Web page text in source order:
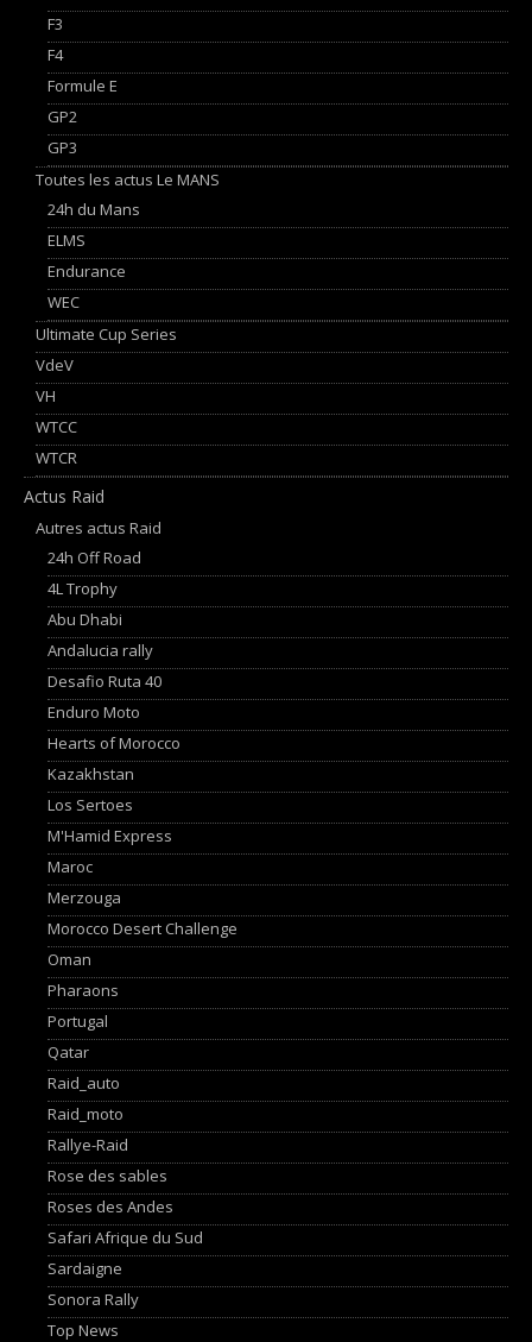
F3
F4
Formule E
GP2
GP3
Toutes les actus Le MANS
24h du Mans
ELMS
Endurance
WEC
Ultimate Cup Series
VdeV
VH
WTCC
WTCR
Actus Raid
Autres actus Raid
24h Off Road
4L Trophy
Abu Dhabi
Andalucia rally
Desafio Ruta 40
Enduro Moto
Hearts of Morocco
Kazakhstan
Los Sertoes
M'Hamid Express
Maroc
Merzouga
Morocco Desert Challenge
Oman
Pharaons
Portugal
Qatar
Raid_auto
Raid_moto
Rallye-Raid
Rose des sables
Roses des Andes
Safari Afrique du Sud
Sardaigne
Sonora Rally
Top News